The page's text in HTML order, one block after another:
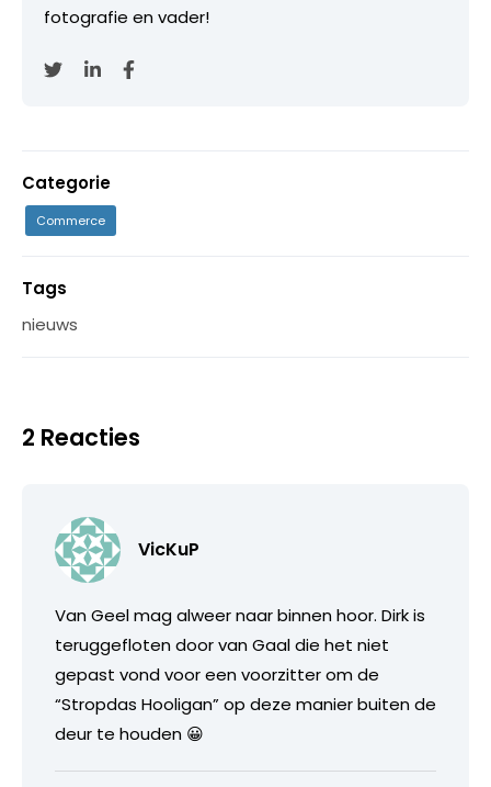
fotografie en vader!
Categorie
Commerce
Tags
nieuws
2 Reacties
VicKuP
Van Geel mag alweer naar binnen hoor. Dirk is
teruggefloten door van Gaal die het niet
gepast vond voor een voorzitter om de
“Stropdas Hooligan” op deze manier buiten de
deur te houden 😀